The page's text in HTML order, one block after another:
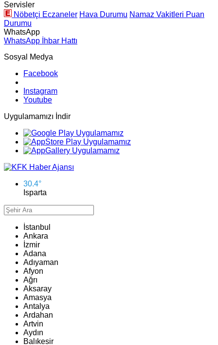
Servisler
Nöbetçi Eczaneler Hava Durumu Namaz Vakitleri Puan
Durumu
WhatsApp
WhatsApp İhbar Hattı
Sosyal Medya
Facebook
Instagram
Youtube
Uygulamamızı İndir
30.4°
Isparta
İstanbul
Ankara
İzmir
Adana
Adıyaman
Afyon
Ağrı
Aksaray
Amasya
Antalya
Ardahan
Artvin
Aydın
Balıkesir